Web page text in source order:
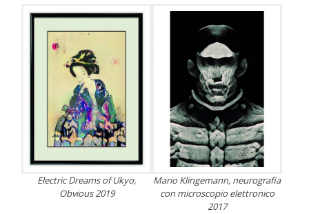
Electric Dreams of Ukyo,
Obvious 2019
Mario Klingemann, neurografia
con microscopio elettronico
2017